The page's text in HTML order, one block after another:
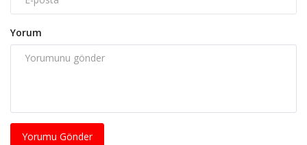
Yorum
Yorumu Gönder